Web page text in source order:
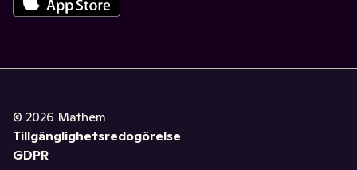
© 2026 Mathem
Tillgänglighetsredogörelse
GDPR